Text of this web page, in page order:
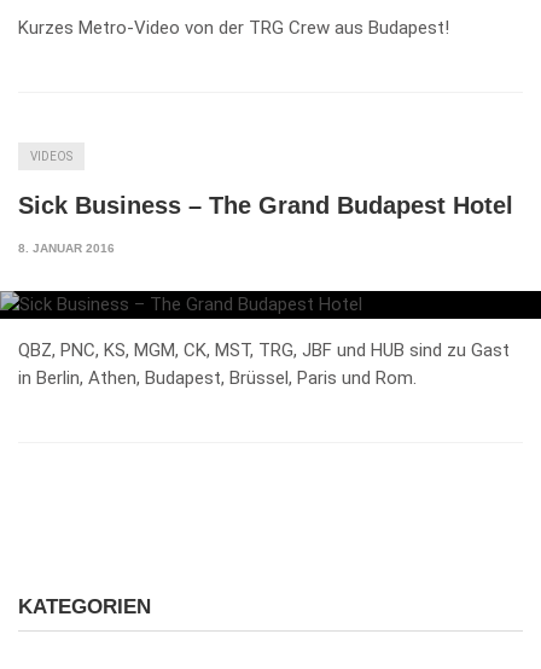
Kurzes Metro-Video von der TRG Crew aus Budapest!
VIDEOS
Sick Business – The Grand Budapest Hotel
8. JANUAR 2016
QBZ, PNC, KS, MGM, CK, MST, TRG, JBF und HUB sind zu Gast
in Berlin, Athen, Budapest, Brüssel, Paris und Rom.
KATEGORIEN